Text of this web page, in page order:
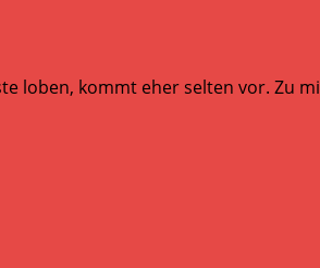
loben, kommt eher selten vor. Zu